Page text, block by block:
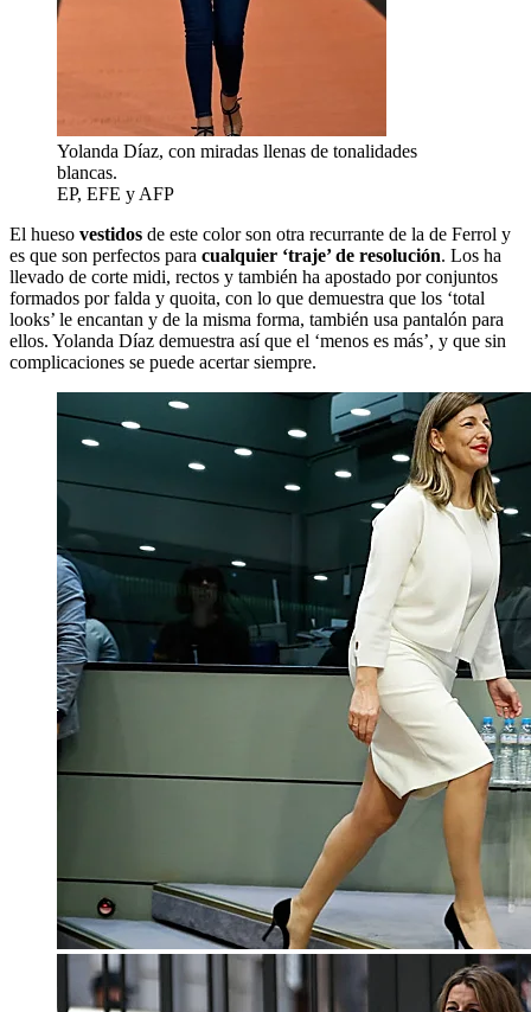
Yolanda Díaz, con miradas llenas de tonalidades
blancas.
EP, EFE y AFP
El hueso vestidos de este color son otra recurrante de la de Ferrol y
es que son perfectos para cualquier ‘traje’ de resolución. Los ha
llevado de corte midi, rectos y también ha apostado por conjuntos
formados por falda y quoita, con lo que demuestra que los ‘total
looks’ le encantan y de la misma forma, también usa pantalón para
ellos. Yolanda Díaz demuestra así que el ‘menos es más’, y que sin
complicaciones se puede acertar siempre.